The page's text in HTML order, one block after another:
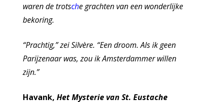
waren de trotsche grachten van een wonderlijke
bekoring.
“Prachtig,” zei Silvère. “Een droom. Als ik geen
Parijzenaar was, zou ik Amsterdammer willen
zijn.”
Havank, Het Mysterie van St. Eustache